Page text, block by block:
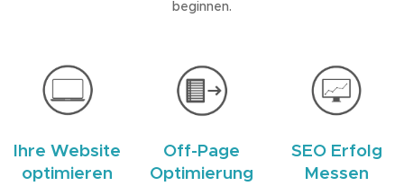
beginnen.
Ihre Website
optimieren
Off-Page
Optimierung
SEO Erfolg
Messen